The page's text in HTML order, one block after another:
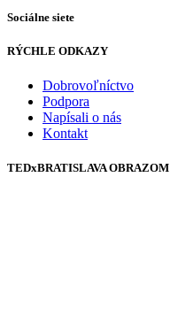
Sociálne siete
RÝCHLE ODKAZY
Dobrovoľníctvo
Podpora
Napísali o nás
Kontakt
TEDxBRATISLAVA OBRAZOM